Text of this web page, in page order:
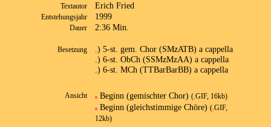
Textautor Erich Fried
Entstehungsjahr 1999
Dauer 2:36 Min.
Besetzung
.) 5-st. gem. Chor (SMzATB) a cappella
.) 6-st. ObCh (SSMzMzAA) a cappella
.) 6-st. MCh (TTBarBarBB) a cappella
Ansicht Beginn (gemischter Chor) (.GIF, 16kb)
Beginn (gleichstimmige Chöre) (.GIF,
12kb)